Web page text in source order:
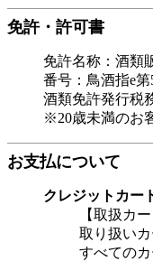
免許・許可書
免許名称：酒類
番号：鳥酒指e第
酒類免許発行税
※20歳未満のお
お支払について
クレジットカー
【取扱カー
取り扱いカ
すべての